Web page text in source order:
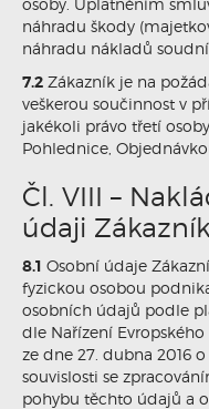
osoby. Uplatněním
náhradu škody
náhradu nákladů
7.2 Zákazník je na
veškerou součinnost v
jakékoli právo třetí
Pohlednice,
Čl. VIII –
údaji
8.1 Osobní údaje
fyzickou osobou
osobních údajů podle
dle Nařízení Evropského
ze dne 27. dubna 2016
souvislosti se
pohybu těchto údajů a